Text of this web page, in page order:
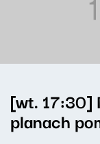
[wt. 17:30]
planach